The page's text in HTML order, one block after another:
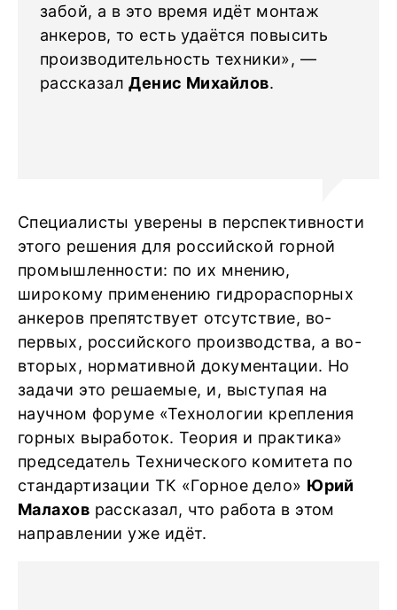
забой, а в это время идёт монтаж
анкеров, то есть удаётся повысить
производительность техники», —
рассказалДенис Михайлов.
Специалисты уверены в перспективности
этого решения для российской горной
промышленности: по их мнению,
широкому применению гидрораспорных
анкеров препятствует отсутствие, во-
первых, российского производства, а во-
вторых, нормативной документации. Но
задачи это решаемые, и, выступая на
научном форуме «Технологии крепления
горных выработок. Теория и практика»
председатель Технического комитета по
стандартизации ТК «Горное дело» Юрий
Малахов рассказал, что работа в этом
направлении уже идёт.